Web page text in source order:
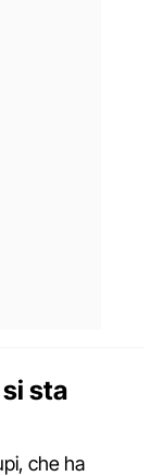
sta
che ha